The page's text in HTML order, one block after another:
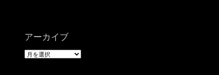
アーカイブ
ア